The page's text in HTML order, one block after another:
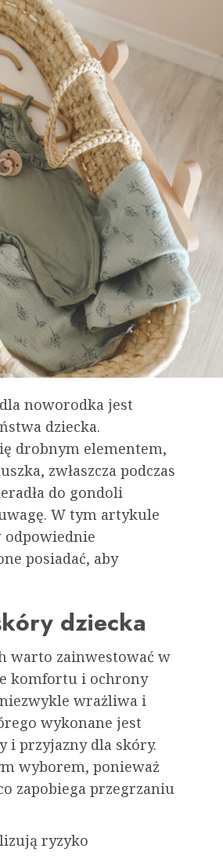
noworodka jest
dziecka.
drobnym elementem,
zwłaszcza podczas
do gondoli
W tym artykule
odpowiednie
posiadać, aby
dziecka
warto zainwestować w
komfortu i ochrony
wrażliwa i
wykonane jest
i przyjazny dla skóry.
wyborem, ponieważ
zapobiega przegrzaniu
ryzyko